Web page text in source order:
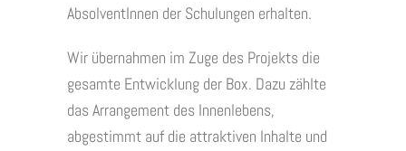
AbsolventInnen der Schulungen erhalten.
Wir übernahmen im Zuge des Projekts die
gesamte Entwicklung der Box. Dazu zählte
das Arrangement des Innenlebens,
abgestimmt auf die attraktiven Inhalte und